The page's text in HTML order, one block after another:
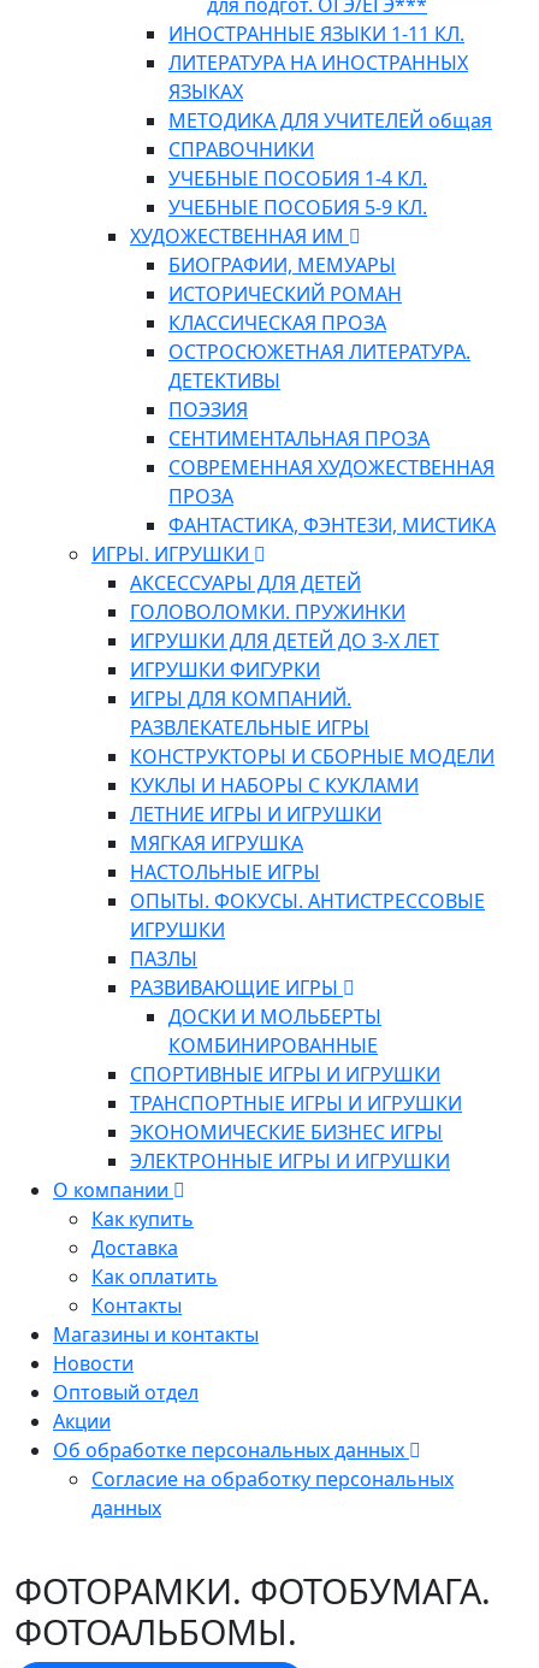
ФОТОРАМКИ. ФОТОБУМАГА.
ФОТОАЛЬБОМЫ.
ИНОСТРАННЫЕ ЯЗЫКИ 1-11 КЛ.
ЛИТЕРАТУРА НА ИНОСТРАННЫХ
ЯЗЫКАХ
МЕТОДИКА ДЛЯ УЧИТЕЛЕЙ общая
СПРАВОЧНИКИ
УЧЕБНЫЕ ПОСОБИЯ 1-4 КЛ.
УЧЕБНЫЕ ПОСОБИЯ 5-9 КЛ.
ХУДОЖЕСТВЕННАЯ ИМ
БИОГРАФИИ, МЕМУАРЫ
ИСТОРИЧЕСКИЙ РОМАН
КЛАССИЧЕСКАЯ ПРОЗА
ОСТРОСЮЖЕТНАЯ ЛИТЕРАТУРА.
ДЕТЕКТИВЫ
ПОЭЗИЯ
СЕНТИМЕНТАЛЬНАЯ ПРОЗА
СОВРЕМЕННАЯ ХУДОЖЕСТВЕННАЯ
ПРОЗА
ФАНТАСТИКА, ФЭНТЕЗИ, МИСТИКА
ИГРЫ. ИГРУШКИ
АКСЕССУАРЫ ДЛЯ ДЕТЕЙ
ГОЛОВОЛОМКИ. ПРУЖИНКИ
ИГРУШКИ ДЛЯ ДЕТЕЙ ДО 3-Х ЛЕТ
ИГРУШКИ ФИГУРКИ
ИГРЫ ДЛЯ КОМПАНИЙ.
РАЗВЛЕКАТЕЛЬНЫЕ ИГРЫ
КОНСТРУКТОРЫ И СБОРНЫЕ МОДЕЛИ
КУКЛЫ И НАБОРЫ С КУКЛАМИ
ЛЕТНИЕ ИГРЫ И ИГРУШКИ
МЯГКАЯ ИГРУШКА
НАСТОЛЬНЫЕ ИГРЫ
ОПЫТЫ. ФОКУСЫ. АНТИСТРЕССОВЫЕ
ИГРУШКИ
ПАЗЛЫ
РАЗВИВАЮЩИЕ ИГРЫ
ДОСКИ И МОЛЬБЕРТЫ
КОМБИНИРОВАННЫЕ
СПОРТИВНЫЕ ИГРЫ И ИГРУШКИ
ТРАНСПОРТНЫЕ ИГРЫ И ИГРУШКИ
ЭКОНОМИЧЕСКИЕ БИЗНЕС ИГРЫ
ЭЛЕКТРОННЫЕ ИГРЫ И ИГРУШКИ
О компании
Как купить
Доставка
Как оплатить
Контакты
Магазины и контакты
Новости
Оптовый отдел
Акции
Об обработке персональных данных
Согласие на обработку персональных
данных